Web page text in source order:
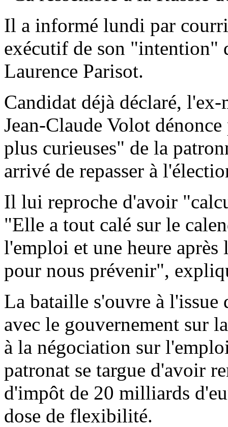
Il a informé lundi par
exécutif de son "intention"
Laurence Parisot.
Candidat déjà déclaré,
Jean-Claude Volot
plus curieuses" de la
arrivé de repasser à
Il lui reproche d'avoir
"Elle a tout calé sur le
l'emploi et une heure après
pour nous prévenir",
La bataille s'ouvre à l'issue
avec le gouvernement sur
à la négociation sur
patronat se targue d'avoir
d'impôt de 20 milliards
dose de flexibilité.